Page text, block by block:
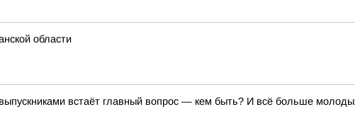
области
встаёт главный вопрос — кем быть? И всё больше